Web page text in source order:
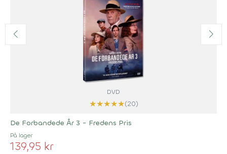
DVD
★★★★★(20)
De Forbandede År 3 - Fredens Pris
På lager
139,95 kr